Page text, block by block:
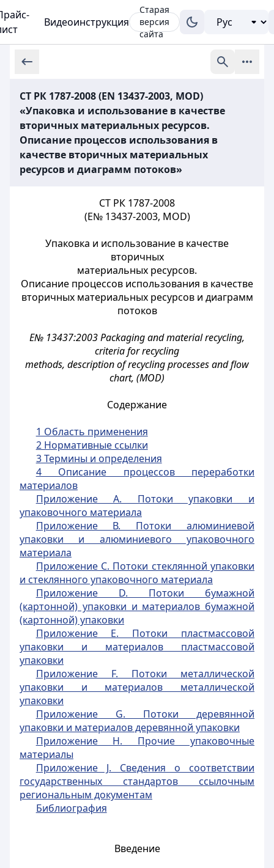
Видеоинструкция
Старая
версия
сайта
СТ РК 1787-2008 (EN 13437-2003, MОD)
«Упаковка и использование в качестве
вторичных материальных ресурсов.
Описание процессов использования в
качестве вторичных материальных
ресурсов и диаграмм потоков»
СТ РК 1787-2008
(E№ 13437-2003, MOD)
Упаковка и использование в качестве
вторичных
материальных ресурсов.
Описание процессов использования в качестве
вторичных материальных ресурсов и диаграмм
потоков
E№ 13437:2003 Packaging and material recycling,
criteria for recycling
methods, description of recycling processes and flow
chart, (MOD)
Содержание
1 Область применения
2 Нормативные ссылки
3 Термины и определения
4 Описание процессов переработки
материалов
Приложение А. Потоки упаковки и
упаковочного материала
Приложение В. Потоки алюминиевой
упаковки и алюминиевого упаковочного
материала
Приложение С. Потоки стеклянной упаковки
и стеклянного упаковочного материала
Приложение D. Потоки бумажной
(картонной) упаковки и материалов бумажной
(картонной) упаковки
Приложение Е. Потоки пластмассовой
упаковки и материалов пластмассовой
упаковки
Приложение F. Потоки металлической
упаковки и материалов металлической
упаковки
Приложение G. Потоки деревянной
упаковки и материалов деревянной упаковки
Приложение Н. Прочие упаковочные
материалы
Приложение J. Сведения о соответствии
государственных стандартов ссылочным
региональным документам
Библиография
Введение